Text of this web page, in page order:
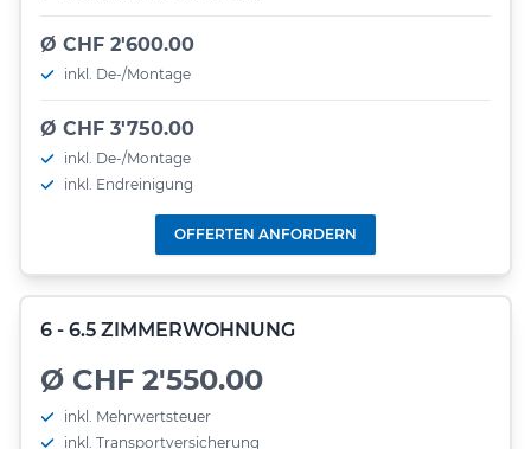
Ø CHF 2'600.00
inkl. De-/Montage
Ø CHF 3'750.00
inkl. De-/Montage
inkl. Endreinigung
OFFERTEN ANFORDERN
6 - 6.5 ZIMMERWOHNUNG
Ø CHF 2'550.00
inkl. Mehrwertsteuer
inkl. Transportversicherung